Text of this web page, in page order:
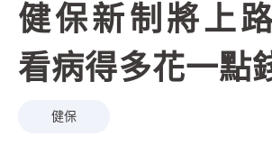
健保新制將上
看病得多花一點
健保